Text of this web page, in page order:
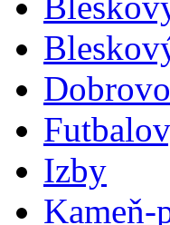
Izby
Kameň-